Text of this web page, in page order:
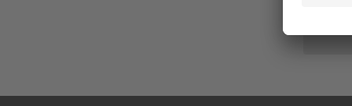
remove